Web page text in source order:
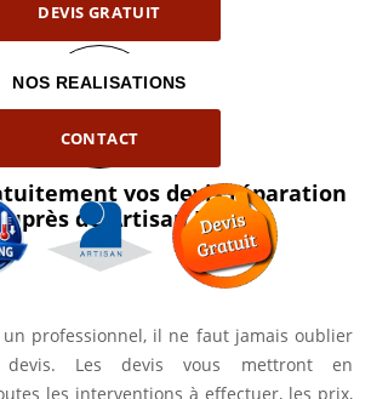
DEVIS GRATUIT
NOS REALISATIONS
CONTACT
vos devis réparation
de Artisan Louis
professionnel, il ne faut jamais oublier
devis. Les devis vous mettront en
les interventions à effectuer, les prix,